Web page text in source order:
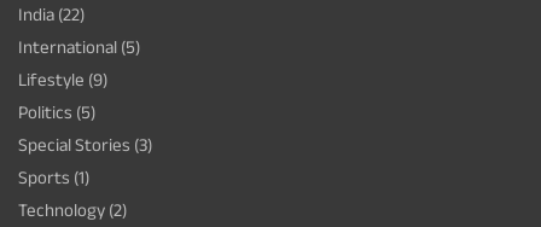
India(22)
International(5)
Lifestyle (9)
Politics (5)
Special Stories (3)
Sports (1)
Technology(2)